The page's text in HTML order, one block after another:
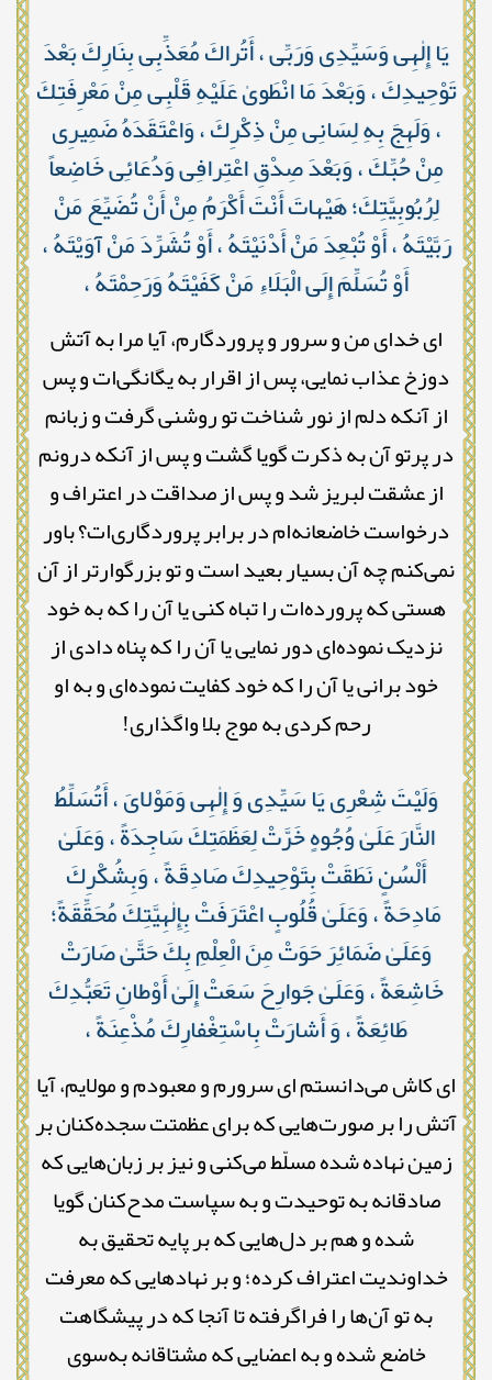
يَا إِلٰهِى وَسَيِّدِى وَرَبِّى ، أَتُراكَ مُعَذِّبِى بِنَارِكَ بَعْدَ
تَوْحِيدِكَ ، وَبَعْدَ مَا انْطَوىٰ عَلَيْهِ قَلْبِى مِنْ مَعْرِفَتِكَ
، وَلَهِجَ بِهِ لِسَانِى مِنْ ذِكْرِكَ ، وَاعْتَقَدَهُ ضَمِيرِى
مِنْ حُبِّكَ ، وَبَعْدَ صِدْقِ اعْتِرافِى وَدُعَائِى خَاضِعاً
لِرُبُوبِيَّتِكَ؛ هَيْهاتَ أَنْتَ أَكْرَمُ مِنْ أَنْ تُضَيِّعَ مَنْ
رَبَّيْتَهُ ، أَوْ تُبْعِدَ مَنْ أَدْنَيْتَهُ ، أَوْ تُشَرِّدَ مَنْ آوَيْتَهُ ،
أَوْ تُسَلِّمَ إِلَى الْبَلَاءِ مَنْ كَفَيْتَهُ وَرَحِمْتَهُ ،
ای خدای من و سرور و پروردگارم، آیا مرا به آتش
دوزخ عذاب نمایی، پس از اقرار به یگانگی‌ات و پس
از آنکه دلم از نور شناخت تو روشنی گرفت و زبانم
در پرتو آن به ذکرت گویا گشت و پس از آنکه درونم
از عشقت لبریز شد و پس از صداقت در اعتراف و
درخواست خاضعانه‌ام در برابر پروردگاری‌ات؟ باور
نمی‌کنم چه آن بسیار بعید است و تو بزرگوارتر از آن
هستی که پرورده‌ات را تباه کنی یا آن را که به خود
نزدیک نموده‌ای دور نمایی یا آن را که پناه دادی از
خود برانی یا آن را که خود کفایت نموده‌ای و به او
رحم کردی به موج بلا واگذاری!
وَلَيْتَ شِعْرِى يَا سَيِّدِى وَ إِلٰهِى وَمَوْلاىَ ، أَتُسَلِّطُ
النَّارَ عَلَىٰ وُجُوهٍ خَرَّتْ لِعَظَمَتِكَ سَاجِدَةً ، وَعَلَىٰ
أَلْسُنٍ نَطَقَتْ بِتَوْحِيدِكَ صَادِقَةً ، وَبِشُكْرِكَ
مَادِحَةً ، وَعَلَىٰ قُلُوبٍ اعْتَرَفَتْ بِإِلٰهِيَّتِكَ مُحَقِّقَةً؛
وَعَلَىٰ ضَمَائِرَ حَوَتْ مِنَ الْعِلْمِ بِكَ حَتَّىٰ صَارَتْ
خَاشِعَةً ، وَعَلَىٰ جَوارِحَ سَعَتْ إِلَىٰ أَوْطانِ تَعَبُّدِكَ
طَائِعَةً ، وَ أَشارَتْ بِاسْتِغْفارِكَ مُذْعِنَةً ،
ای کاش می‌دانستم ای سرورم و معبودم و مولایم، آیا
آتش را بر صورت‌هایی که برای عظمتت سجده‌کنان بر
زمین نهاده شده مسلّط می‌کنی و نیز بر زبان‌هایی که
صادقانه به توحیدت و به سپاست مدح‌کنان گویا
شده و هم بر دل‌هایی که بر پایه تحقیق به
خداوندیت اعتراف کرده؛ و بر نهادهایی که معرفت
به تو آن‌ها را فراگرفته تا آنجا که در پیشگاهت
خاضع شده و به اعضایی که مشتاقانه به‌سوی